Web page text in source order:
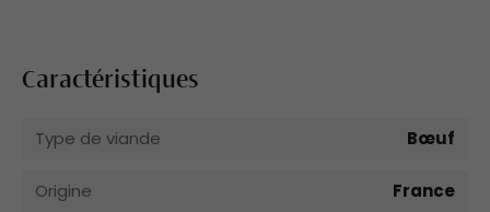
Caractéristiques
Type de viande Bœuf
Origine France